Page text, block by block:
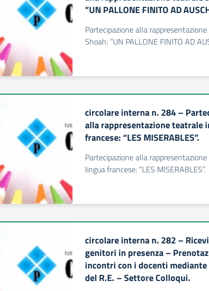
”UN PALLONE FINITO AD
Partecipazione alla
Shoah: ”UN PALLONE FINITO AD
circolare interna n. 284 –
alla rappresentazione teatrale
francese: “LES MISERABLES”.
Partecipazione alla
Iingua francese: “LES MISERABLES”.
circolare interna n. 282 –
genitori in presenza –
incontri con i docenti
del R.E. – Settore Colloqui.